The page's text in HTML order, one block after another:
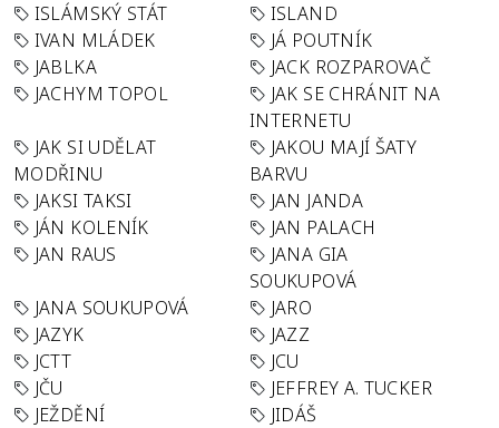
ISLÁMSKÝ STÁT
ISLAND
IVAN MLÁDEK
JÁ POUTNÍK
JABLKA
JACK ROZPAROVAČ
JACHYM TOPOL
JAK SE CHRÁNIT NA
INTERNETU
JAK SI UDĚLAT
MODŘINU
JAKOU MAJÍ ŠATY
BARVU
JAKSI TAKSI
JAN JANDA
JÁN KOLENÍK
JAN PALACH
JAN RAUS
JANA GIA
SOUKUPOVÁ
JANA SOUKUPOVÁ
JARO
JAZYK
JAZZ
JCTT
JCU
JČU
JEFFREY A. TUCKER
JEŽDĚNÍ
JIDÁŠ